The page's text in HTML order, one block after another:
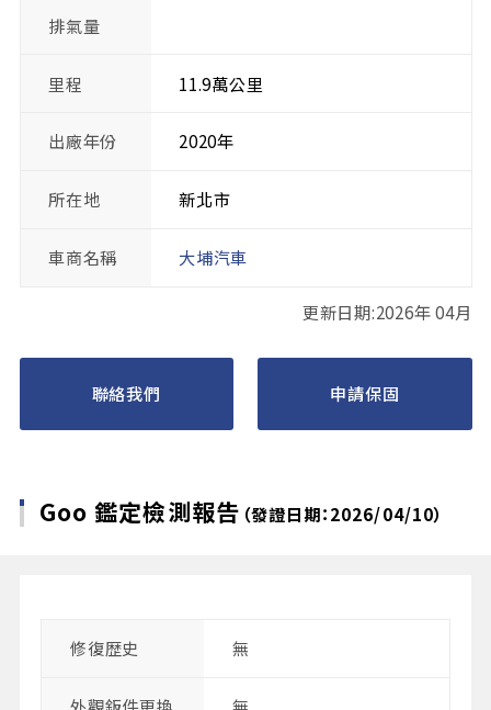
排氣量
里程 11.9萬公里
出廠年份 2020年
所在地 新北市
車商名稱 大埔汽車
更新日期:2026年 04月
聯絡我們 申請保固
Goo 鑑定檢測報告 （發證日期：2026/04/10）
修復歴史 無